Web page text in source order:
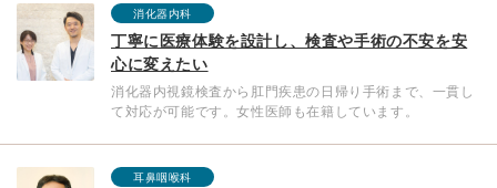
消化器内科
丁寧に医療体験を設計し、検査や手術の不安を安
心に変えたい
消化器内視鏡検査から肛門疾患の日帰り手術まで、一貫し
て対応が可能です。女性医師も在籍しています。
耳鼻咽喉科